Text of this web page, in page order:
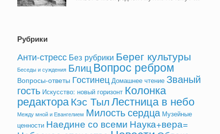
Рубрики
Анти-стресс Без рубрики Берег культуры
Беседы и суждения БлицВопрос ребром
Вопросы-ответы Гостинец Домашнее чтение Званый
гость Искусство: новый горизонт Колонка
редактораКэс ТылЛестница в небо
Между мной и Евангелием Милость сердца Музейные
ценности Наедине со всеми Наука+вера=